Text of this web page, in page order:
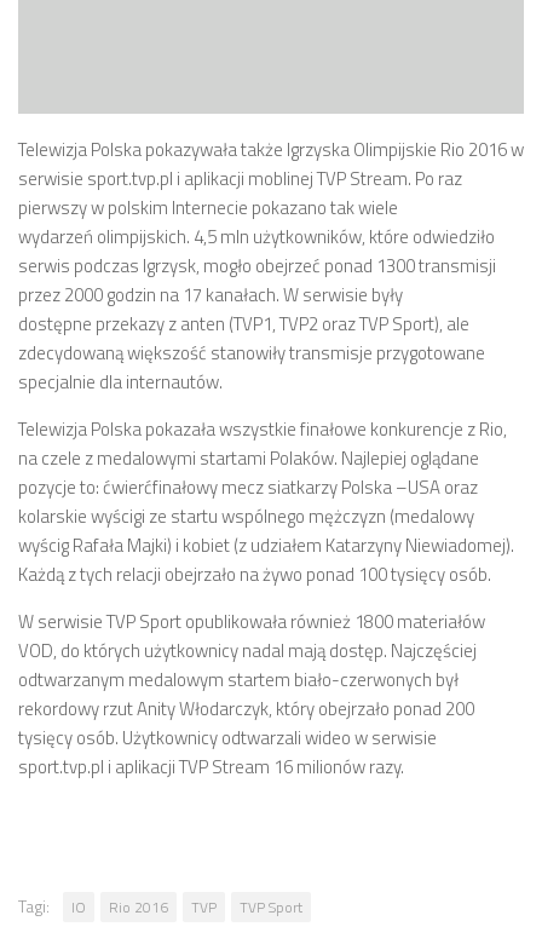
Telewizja Polska pokazywała także Igrzyska Olimpijskie Rio 2016 w
serwisie sport.tvp.pl i aplikacji moblinej TVP Stream. Po raz
pierwszy w polskim Internecie pokazano tak wiele
wydarzeń olimpijskich. 4,5 mln użytkowników, które odwiedziło
serwis podczas Igrzysk, mogło obejrzeć ponad 1300 transmisji
przez 2000 godzin na 17 kanałach. W serwisie były
dostępne przekazy z anten (TVP1, TVP2 oraz TVP Sport), ale
zdecydowaną większość stanowiły transmisje przygotowane
specjalnie dla internautów.
Telewizja Polska pokazała wszystkie finałowe konkurencje z Rio,
na czele z medalowymi startami Polaków. Najlepiej oglądane
pozycje to: ćwierćfinałowy mecz siatkarzy Polska –USA oraz
kolarskie wyścigi ze startu wspólnego mężczyzn (medalowy
wyścig Rafała Majki) i kobiet (z udziałem Katarzyny Niewiadomej).
Każdą z tych relacji obejrzało na żywo ponad 100 tysięcy osób.
W serwisie TVP Sport opublikowała również 1800 materiałów
VOD, do których użytkownicy nadal mają dostęp. Najczęściej
odtwarzanym medalowym startem biało-czerwonych był
rekordowy rzut Anity Włodarczyk, który obejrzało ponad 200
tysięcy osób. Użytkownicy odtwarzali wideo w serwisie
sport.tvp.pl i aplikacji TVP Stream 16 milionów razy.
Tagi: IO Rio 2016 TVP TVP Sport